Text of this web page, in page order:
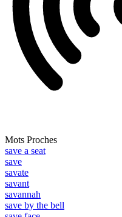
Mots Proches
save a seat
save
savate
savant
savannah
save by the bell